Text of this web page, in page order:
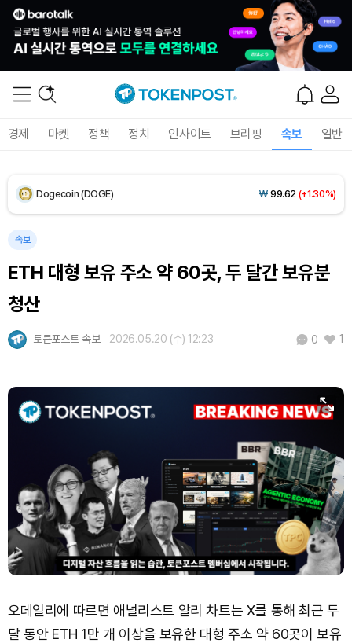
경제 마켓 정책 정치 인사이트 브리핑 속보 일반
XRP (XRP) ₩1,476(-1.17%)
Solana (SOL) ₩105,037(+0.56%)
TRON (TRX) (+0.24%)
Hyperliquid (HYPE) ₩ 80,854 (+2.89%)
속보
ETH 대형 보유 주소 약 60곳, 두 달간 보유분
청산
토큰포스트 속보 2026.05.20 (수) 12:23 0 1
오데일리에 따르면 애널리스트 알리 차트는 X를 통해 최근 두
달 동안 ETH 1만 개 이상을 보유한 대형 주소 약 60곳이 보유